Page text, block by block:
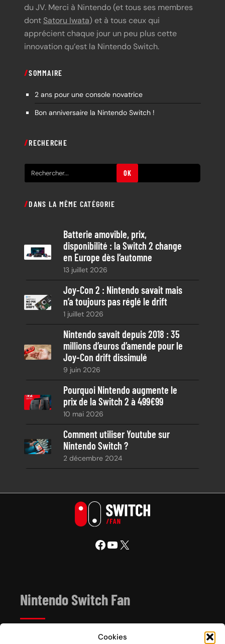
Cookies
du JV. Merci à Nintendo (et tous ses membres
dont Satoru Iwata) et à tous ceux qui
apprécient chaque jour un peu plus cette
innovation qu’est la Nintendo Switch.
SOMMAIRE
2 ans pour une console novatrice
Bon anniversaire la Nintendo Switch !
RECHERCHE
e
h
c
h
OK
DANS LA MÊME CATÉGORIE
Batterie amovible, prix,
disponibilité : la Switch 2 change
en Europe dès l’automne
13 juillet 2026
Joy-Con 2 : Nintendo savait mais
n’a toujours pas réglé le drift
1 juillet 2026
Nintendo savait depuis 2018 : 35
millions d’euros d’amende pour le
Joy-Con drift dissimulé
9 juin 2026
Pourquoi Nintendo augmente le
prix de la Switch 2 à 499€99
10 mai 2026
Comment utiliser Youtube sur
Nintendo Switch ?
2 décembre 2024
Facebook YouTube X
Nintendo Switch Fan
Depuis 2017, Nintendo Switch Fan est un site de